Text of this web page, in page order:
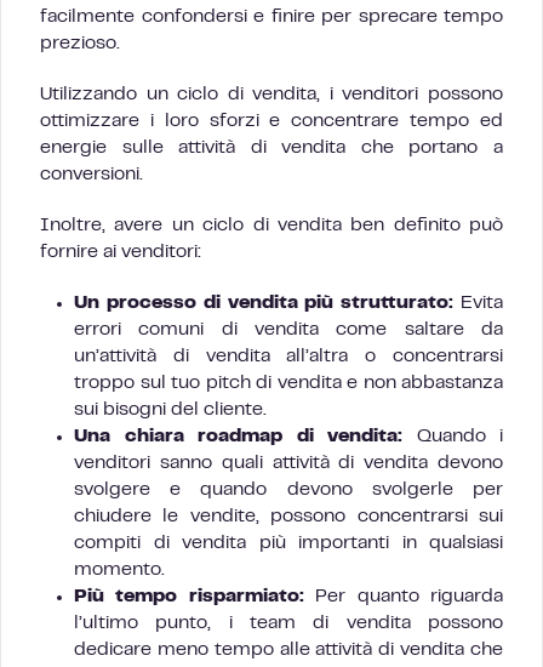
facilmente confondersi e finire per sprecare tempo
prezioso.
Utilizzando un ciclo di vendita, i venditori possono
ottimizzare i loro sforzi e concentrare tempo ed
energie sulle attività di vendita che portano a
conversioni.
Inoltre, avere un ciclo di vendita ben definito può
fornire ai venditori:
Un processo di vendita più strutturato: Evita
errori comuni di vendita come saltare da
un’attività di vendita all’altra o concentrarsi
troppo sul tuo pitch di vendita e non abbastanza
sui bisogni del cliente.
Una chiara roadmap di vendita: Quando i
venditori sanno quali attività di vendita devono
svolgere e quando devono svolgerle per
chiudere le vendite, possono concentrarsi sui
compiti di vendita più importanti in qualsiasi
momento.
Più tempo risparmiato:Per quanto riguarda
l’ultimo punto, i team di vendita possono
dedicare meno tempo alle attività di vendita che